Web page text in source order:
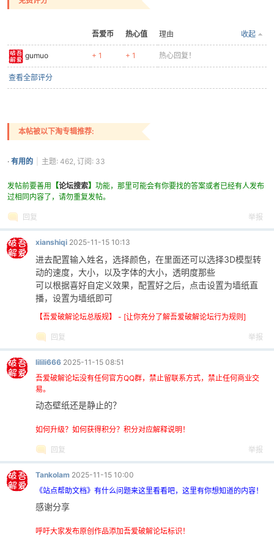
52
吾爱币 热心值 收起
理由
gumuo + 1 + 1 热心回复！
查看全部评分
本帖被以下淘专辑推荐:
· 有用的 主题: 462, 订阅: 33
发帖前要善用 【论坛搜索】 功能，那里可能会有你要找的答案或者已经有人发布
过相同内容了，请勿重复发帖。
回复 举报
xianshiqi 2025-11-15 10:13
进去配置输入姓名，选择颜色，在里面还可以选择3D模型转
动的速度，大小，以及字体的大小，透明度那些
可以根据喜好自定义效果，配置好之后，点击设置为墙纸直
播，设置为墙纸即可
【吾爱破解论坛总版规】 - [让你充分了解吾爱破解论坛行为规则]
回复 举报
lilili666 2025-11-15 08:51
吾爱破解论坛没有任何官方QQ群，禁止留联系方式，禁止任何商业交
易。
动态壁纸还是静止的？
如何升级？如何获得积分？积分对应解释说明！
回复 举报
Tankolam 2025-11-15 10:00
《站点帮助文档》有什么问题来这里看看吧，这里有你想知道的内容！
感谢分享
呼吁大家发布原创作品添加吾爱破解论坛标识！